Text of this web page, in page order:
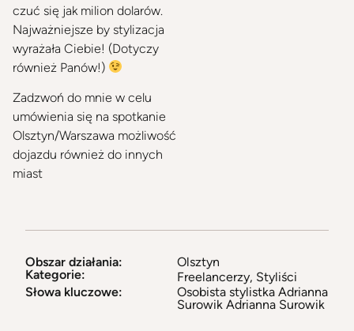
czuć się jak milion dolarów.
Najważniejsze by stylizacja
wyrażała Ciebie! (Dotyczy
również Panów!)
Zadzwoń do mnie w celu
umówienia się na spotkanie
Olsztyn/Warszawa możliwość
dojazdu również do innych
miast
Obszar działania:
Olsztyn
Kategorie:
Freelancerzy, Styliści
Słowa kluczowe:
Osobista stylistka Adrianna
Surowik Adrianna Surowik